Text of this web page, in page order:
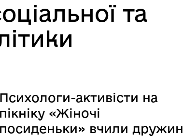
та
Психологи-активісти на
пікніку «Жіночі
посиденьки» вчили дружин